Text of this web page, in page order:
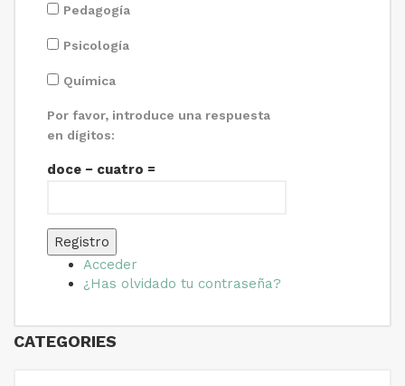
Pedagogía
Psicología
Química
Por favor, introduce una respuesta
en dígitos:
doce − cuatro =
Registro
Acceder
¿Has olvidado tu contraseña?
CATEGORIES